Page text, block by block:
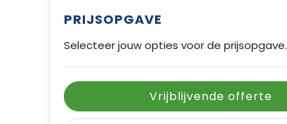
PRIJSOPGAVE
Selecteer jouw opties voor de prijsopgave.
Vrijblijvende offerte